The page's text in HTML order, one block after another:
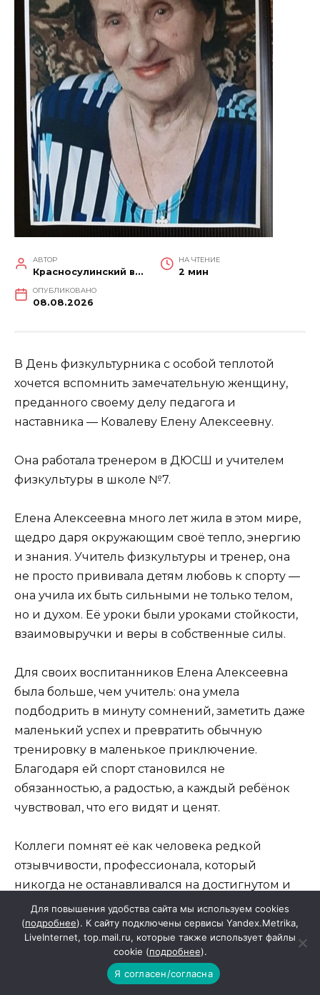
АВТОР
Красносулинский вестник
НА ЧТЕНИЕ
2 мин
ОПУБЛИКОВАНО
08.08.2026
В День физкультурника с особой теплотой
хочется вспомнить замечательную женщину,
преданного своему делу педагога и
наставника — Ковалеву Елену Алексеевну.
Она работала тренером в ДЮСШ и учителем
физкультуры в школе №7.
Елена Алексеевна много лет жила в этом мире,
щедро даря окружающим своё тепло, энергию
и знания. Учитель физкультуры и тренер, она
не просто прививала детям любовь к спорту —
она учила их быть сильными не только телом,
но и духом. Её уроки были уроками стойкости,
взаимовыручки и веры в собственные силы.
Для своих воспитанников Елена Алексеевна
была больше, чем учитель: она умела
подбодрить в минуту сомнений, заметить даже
маленький успех и превратить обычную
тренировку в маленькое приключение.
Благодаря ей спорт становился не
обязанностью, а радостью, а каждый ребёнок
чувствовал, что его видят и ценят.
Коллеги помнят её как человека редкой
отзывчивости, профессионала, который
никогда не останавливался на достигнутом и
искренне болел за своё дело. Её жизненный
путь — пример беззаветного служения
профессии и детям.
Мы всегда вспоминаем Елену Алексеевну
Для повышения удобства сайта мы используем cookies
(подробнее). К сайту подключены сервисы Yandex.Metrika,
LiveInternet, top.mail.ru, которые также использует файлы
cookie (подробнее).
Я согласен/согласна